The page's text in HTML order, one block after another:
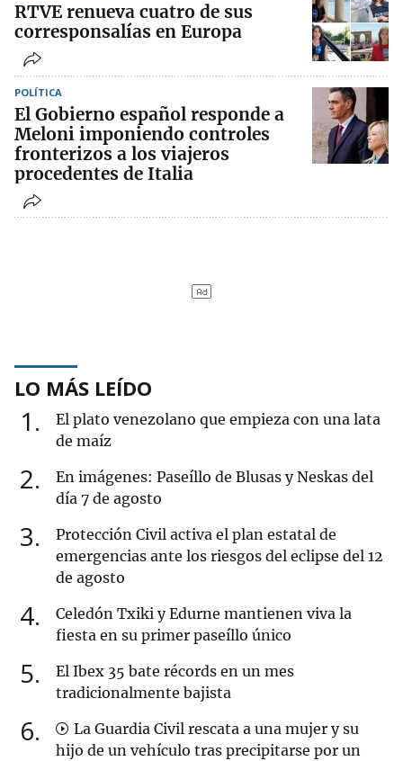
RTVE renueva cuatro de sus
corresponsalías en Europa
POLÍTICA
El Gobierno español responde a
Meloni imponiendo controles
fronterizos a los viajeros
procedentes de Italia
LO MÁS LEÍDO
1
El plato venezolano que empieza con una lata
de maíz
2
En imágenes: Paseíllo de Blusas y Neskas del
día 7 de agosto
3
Protección Civil activa el plan estatal de
emergencias ante los riesgos del eclipse del 12
de agosto
4
Celedón Txiki y Edurne mantienen viva la
fiesta en su primer paseíllo único
5
El Ibex 35 bate récords en un mes
tradicionalmente bajista
6
La Guardia Civil rescata a una mujer y su
hijo de un vehículo tras precipitarse por un